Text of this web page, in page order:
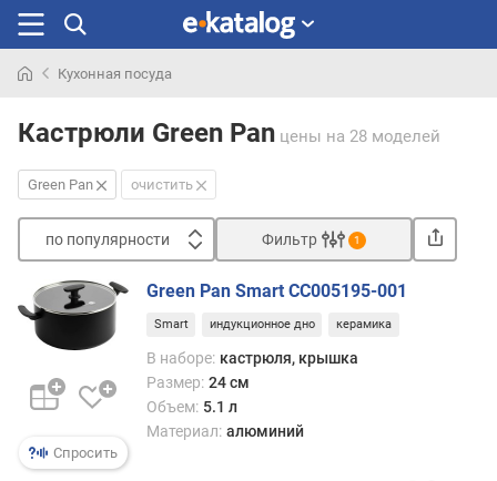
раньше
Кухонная посуда
Кастрюли Green Pan цены на 28 моделей
Green Pan очистить
по популярности
п
п
о
п
л
я
Фильтр 1
Спросить
Green Pan Smart CC005195-001
Smart индукционное дно керамика
В наборе: кастрюля, крышка
Размер: 24 см
Объем: 5.1 л
Материал: алюминий